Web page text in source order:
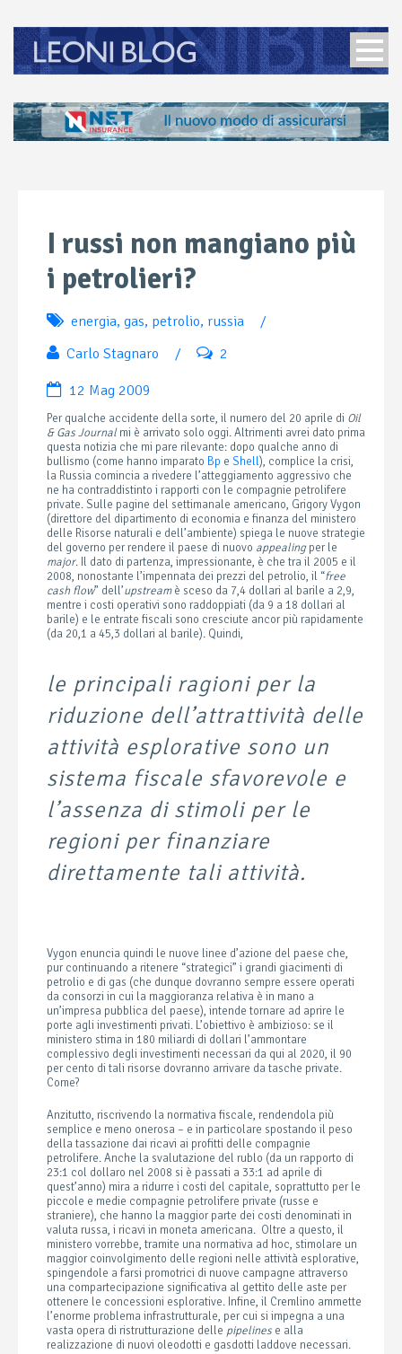
I russi non mangiano più
i petrolieri?
energia, gas, petrolio, russia
/
Carlo Stagnaro
/ 2
12 Mag 2009
Per qualche accidente della sorte, il numero del 20 aprile di Oil
& Gas Journalmi è arrivato solo oggi. Altrimenti avrei dato prima
questa notizia che mi pare rilevante: dopo qualche anno di
bullismo (come hanno imparato Bp eShell), complice la crisi,
la Russia comincia a rivedere l’atteggiamento aggressivo che
ne ha contraddistinto i rapporti con le compagnie petrolifere
private. Sulle pagine del settimanale americano, Grigory Vygon
(direttore del dipartimento di economia e finanza del ministero
delle Risorse naturali e dell’ambiente) spiega le nuove strategie
del governo per rendere il paese di nuovo appealingper le
major. Il dato di partenza, impressionante, è che tra il 2005 e il
2008, nonostante l’impennata dei prezzi del petrolio, il “free
cash flow” dell’upstreamè sceso da 7,4 dollari al barile a 2,9,
mentre i costi operativi sono raddoppiati (da 9 a 18 dollari al
barile) e le entrate fiscali sono cresciute ancor più rapidamente
(da 20,1 a 45,3 dollari al barile). Quindi,
le principali ragioni per la
riduzione dell’attrattività delle
attività esplorative sono un
sistema fiscale sfavorevole e
l’assenza di stimoli per le
regioni per finanziare
direttamente tali attività.
Vygon enuncia quindi le nuove linee d’azione del paese che,
pur continuando a ritenere “strategici” i grandi giacimenti di
petrolio e di gas (che dunque dovranno sempre essere operati
da consorzi in cui la maggioranza relativa è in mano a
un’impresa pubblica del paese), intende tornare ad aprire le
porte agli investimenti privati. L’obiettivo è ambizioso: se il
ministero stima in 180 miliardi di dollari l’ammontare
complessivo degli investimenti necessari da qui al 2020, il 90
per cento di tali risorse dovranno arrivare da tasche private.
Come?
Anzitutto, riscrivendo la normativa fiscale, rendendola più
semplice e meno onerosa – e in particolare spostando il peso
della tassazione dai ricavi ai profitti delle compagnie
petrolifere. Anche la svalutazione del rublo (da un rapporto di
23:1 col dollaro nel 2008 si è passati a 33:1 ad aprile di
quest’anno) mira a ridurre i costi del capitale, soprattutto per le
piccole e medie compagnie petrolifere private (russe e
straniere), che hanno la maggior parte dei costi denominati in
valuta russa, i ricavi in moneta americana. Oltre a questo, il
ministero vorrebbe, tramite una normativa ad hoc, stimolare un
maggior coinvolgimento delle regioni nelle attività esplorative,
spingendole a farsi promotrici di nuove campagne attraverso
una compartecipazione significativa al gettito delle aste per
ottenere le concessioni esplorative. Infine, il Cremlino ammette
l’enorme problema infrastrutturale, per cui si impegna a una
vasta opera di ristrutturazione delle pipelines e alla
realizzazione di nuovi oleodotti e gasdotti laddove necessari.